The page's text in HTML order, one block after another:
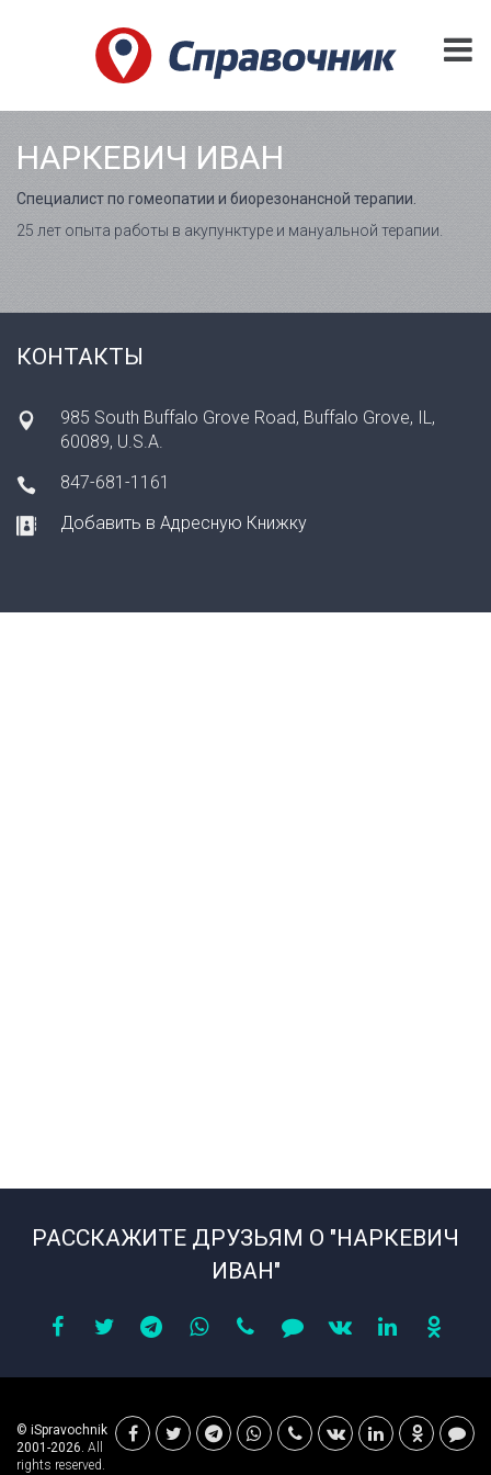
НАРКЕВИЧ ИВАН
Специалист по гомеопатии и биорезонансной терапии.
25 лет опыта работы в акупунктуре и мануальной терапии.
КОНТАКТЫ
985 South Buffalo Grove Road, Buffalo Grove, IL,
60089, U.S.A.
847-681-1161
Добавить в Адресную Книжку
РАССКАЖИТЕ ДРУЗЬЯМ О "НАРКЕВИЧ
ИВАН"
© iSpravochnik
2001-2026. All
rights reserved.